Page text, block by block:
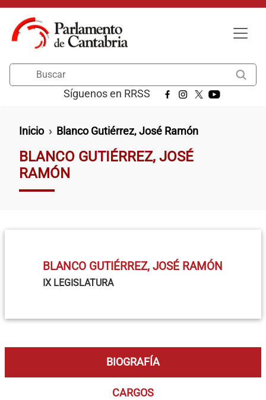
Pasar al contenido principal
Síguenos en RRSS
Ruta de navegación
Inicio Blanco Gutiérrez, José Ramón
BLANCO GUTIÉRREZ, JOSÉ
RAMÓN
BLANCO GUTIÉRREZ, JOSÉ RAMÓN
IX LEGISLATURA
BIOGRAFÍA
CARGOS